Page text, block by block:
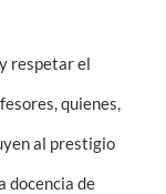
respetar el
quienes,
al prestigio
docencia de